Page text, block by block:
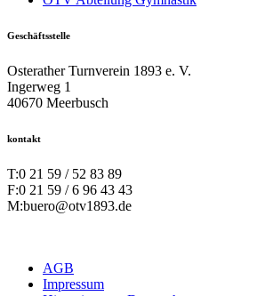
Geschäftsstelle
Osterather Turnverein 1893 e. V.
Ingerweg 1
40670 Meerbusch
kontakt
T:0 21 59 / 52 83 89
F:0 21 59 / 6 96 43 43
M:buero@otv1893.de
AGB
Impressum